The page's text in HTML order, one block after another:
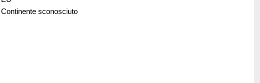
Continente sconosciuto